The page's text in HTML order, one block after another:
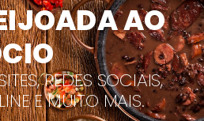
AO
REDES SOCIAIS,
E MUITO MAIS.